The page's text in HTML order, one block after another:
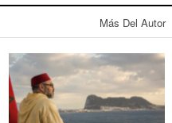
Más Del Autor